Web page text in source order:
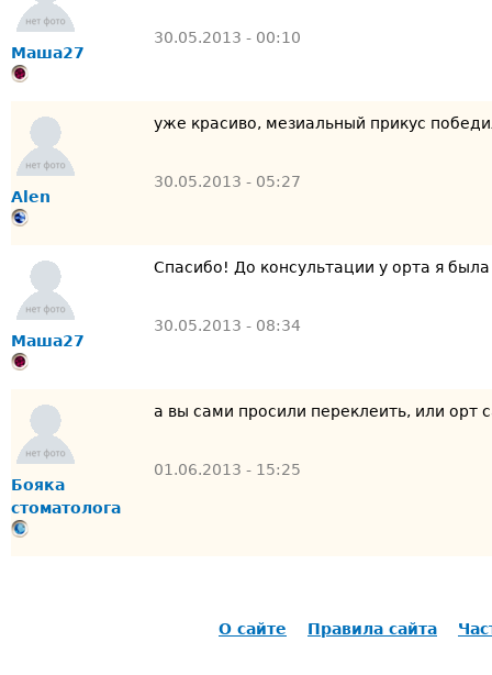
Маша27
30.05.2013 - 00:10
Alen
уже красиво, мезиальный прикус
30.05.2013 - 05:27
Маша27
Спасибо! До консультации у орта я
30.05.2013 - 08:34
Бояка
стоматолога
а вы сами просили переклеить, или орт
01.06.2013 - 15:25
О сайте Правила сайта